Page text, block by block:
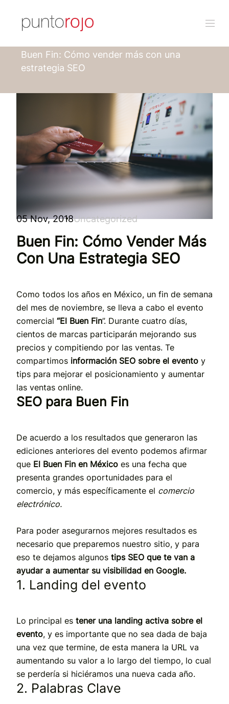
Buen Fin: Cómo vender más con una
estrategia SEO
05 Nov, 2018Uncategorized
Buen Fin: Cómo Vender Más
Con Una Estrategia SEO
Como todos los años en México, un fin de semana
del mes de noviembre, se lleva a cabo el evento
comercial “El Buen Fin”. Durante cuatro días,
cientos de marcas participarán mejorando sus
precios y compitiendo por las ventas. Te
compartimos información SEO sobre el evento y
tips para mejorar el posicionamiento y aumentar
las ventas online.
SEO para Buen Fin
De acuerdo a los resultados que generaron las
ediciones anteriores del evento podemos afirmar
que El Buen Fin en México es una fecha que
presenta grandes oportunidades para el
comercio, y más específicamente el comercio
electrónico.
Para poder asegurarnos mejores resultados es
necesario que preparemos nuestro sitio, y para
eso te dejamos algunos tips SEO que te van a
ayudar a aumentar su visibilidad en Google.
1. Landing del evento
Lo principal es tener una landing activa sobre el
evento, y es importante que no sea dada de baja
una vez que termine, de esta manera la URL va
aumentando su valor a lo largo del tiempo, lo cual
se perdería si hiciéramos una nueva cada año.
2. Palabras Clave